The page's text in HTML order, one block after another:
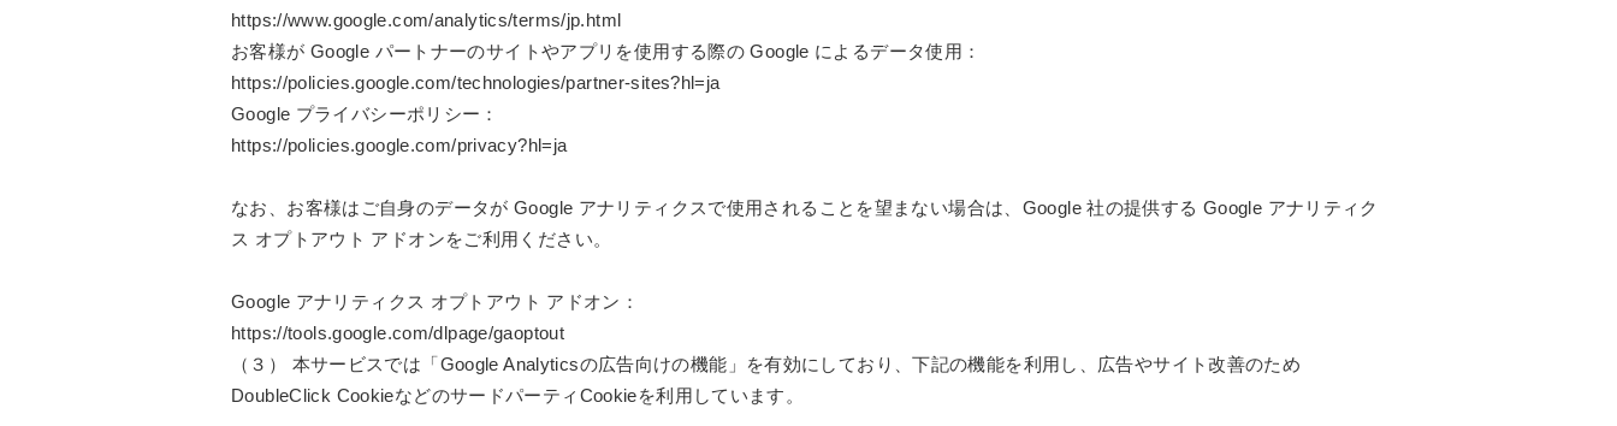
https://www.google.com/analytics/terms/jp.html
お客様が Google パートナーのサイトやアプリを使用する際の Google によるデータ使用：
https://policies.google.com/technologies/partner-sites?hl=ja
Google プライバシーポリシー：
https://policies.google.com/privacy?hl=ja
なお、お客様はご自身のデータが Google アナリティクスで使用されることを望まない場合は、Google 社の提供する Google アナリティク
ス オプトアウト アドオンをご利用ください。
Google アナリティクス オプトアウト アドオン：
https://tools.google.com/dlpage/gaoptout
（３） 本サービスでは「Google Analyticsの広告向けの機能」を有効にしており、下記の機能を利用し、広告やサイト改善のため
DoubleClick CookieなどのサードパーティCookieを利用しています。